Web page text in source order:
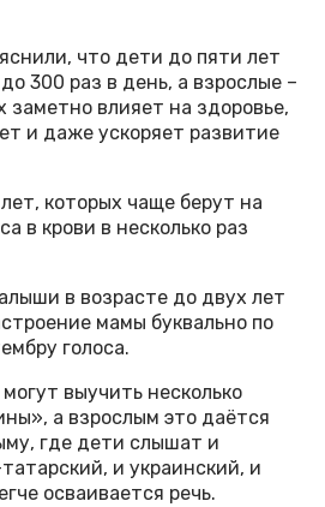
что дети до пяти лет
300 раз в день, а взрослые –
заметно влияет на здоровье,
и даже ускоряет развитие
которых чаще берут на
в крови в несколько раз
в возрасте до двух лет
мамы буквально по
голоса.
выучить несколько
а взрослым это даётся
где дети слышат и
и украинский, и
осваивается речь.